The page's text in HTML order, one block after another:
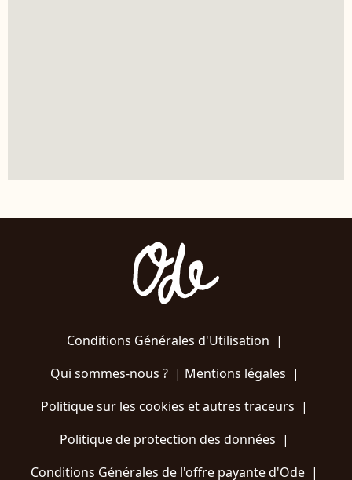
Conditions Générales d'Utilisation |
Qui sommes-nous ?| Mentions légales |
Politique sur les cookies et autres traceurs |
Politique de protection des données |
Conditions Générales de l'offre payante d'Ode |